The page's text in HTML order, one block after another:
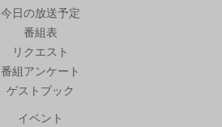
今日の放送予定
番組表
リクエスト
番組アンケート
ゲストブック
イベント